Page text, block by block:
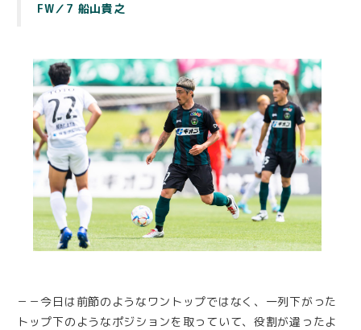
FW／7 船山貴之
－－今日は前節のようなワントップではなく、一列下がった
トップ下のようなポジションを取っていて、役割が違ったよ